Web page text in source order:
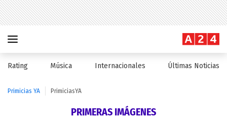
Rating Música Internacionales Últimas Noticias
Primicias YA PrimiciasYA
PRIMERAS IMÁGENES